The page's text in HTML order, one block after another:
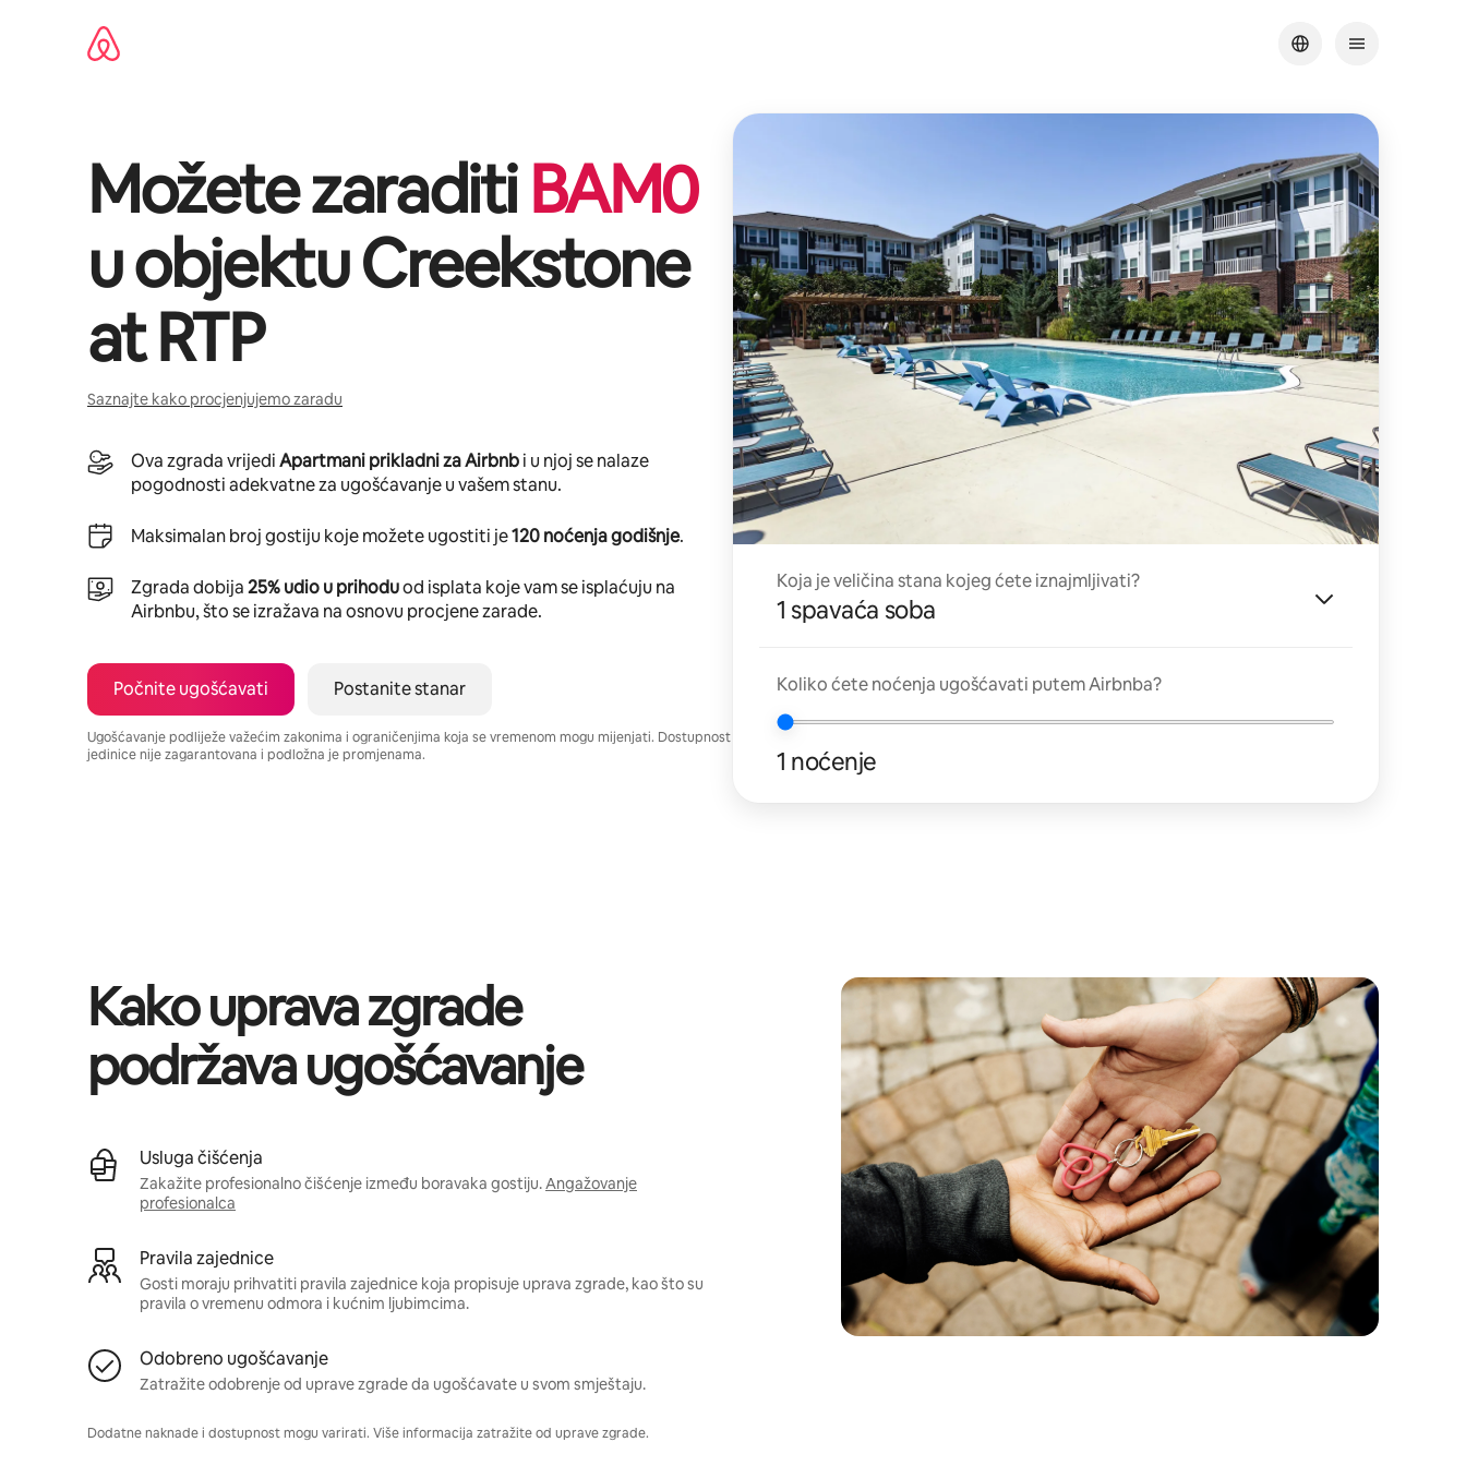
Možete zaraditiBAM0
u objektuCreekstone
at RTP
Saznajte kako procjenjujemo zaradu
Ova zgrada vrijediApartmani prikladni za Airbnbi u njoj se nalaze
pogodnosti adekvatne za ugošćavanje u vašem stanu.
Maksimalan broj gostiju koje možete ugostiti je120 noćenja godišnje.
Zgrada dobija25% udio u prihoduod isplata koje vam se isplaćuju na
Airbnbu, što se izražava na osnovu procjene zarade.
Počnite ugošćavati Postanite stanar
Ugošćavanje podliježe važećim zakonima i ograničenjima koja se vremenom mogu mijenjati. Dostupnost
jedinice nije zagarantovana i podložna je promjenama.
Koja je veličina stana kojeg ćete iznajmljivati?
1 spavaća soba
Koliko ćete noćenja ugošćavati putem Airbnba?
1 noćenje
Kako uprava zgrade
podržava ugošćavanje
Usluga čišćenja
Zakažite profesionalno čišćenje između boravaka gostiju.Angažovanje
profesionalca
Pravila zajednice
Gosti moraju prihvatiti pravila zajednice koja propisuje uprava zgrade, kao što su
pravila o vremenu odmora i kućnim ljubimcima.
Odobreno ugošćavanje
Zatražite odobrenje od uprave zgrade da ugošćavate u svom smještaju.
Dodatne naknade i dostupnost mogu varirati. Više informacija zatražite od uprave zgrade.